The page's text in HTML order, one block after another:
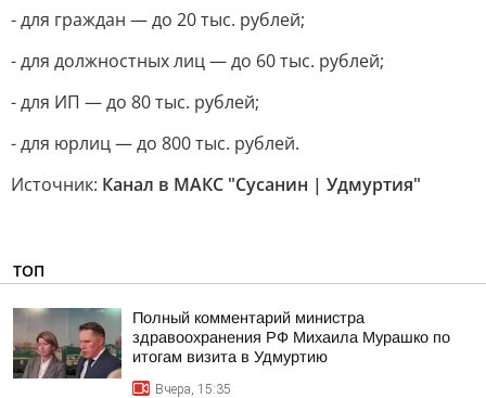
- для граждан — до 20 тыс. рублей;
- для должностных лиц — до 60 тыс. рублей;
- для ИП — до 80 тыс. рублей;
- для юрлиц — до 800 тыс. рублей.
Источник: Канал в МАКС "Сусанин | Удмуртия"
ТОП
Полный комментарий министра
здравоохранения РФ Михаила Мурашко по
итогам визита в Удмуртию
Вчера, 15:35